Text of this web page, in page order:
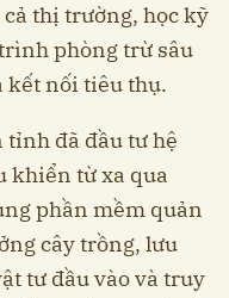
thị trường, học kỹ
phòng trừ sâu
kết nối tiêu thụ.
đã đầu tư hệ
khiển từ xa qua
phần mềm quản
cây trồng, lưu
tư đầu vào và truy